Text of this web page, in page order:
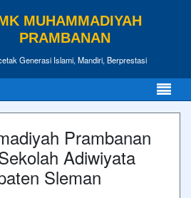
MUHAMMADIYAH
PRAMBANAN
Generasi Islami, Mandiri, Berprestasi
Prambanan
Adiwiyata
Sleman